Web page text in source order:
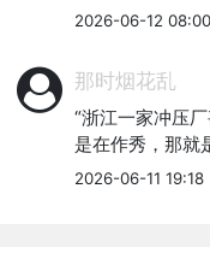
2026-06-12 08:00
那时烟花乱
“浙江一家冲压
是在作秀，那就
2026-06-11 19:18